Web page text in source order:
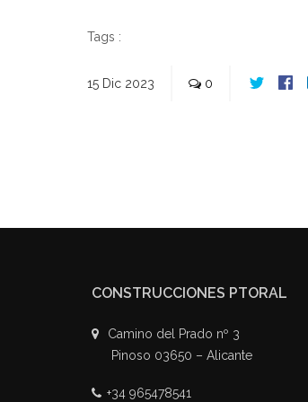
Tags :
15 Dic 2023 0
CONSTRUCCIONES PTORAL
Camino del Prado nº 3
Pinoso 03650 – Alicante
+34 965478541